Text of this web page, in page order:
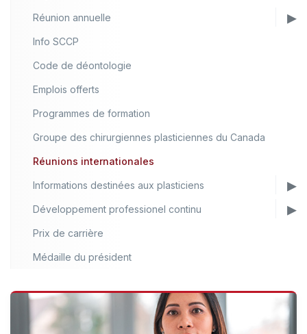
Réunion annuelle
Info SCCP
Code de déontologie
Emplois offerts
Programmes de formation
Groupe des chirurgiennes plasticiennes du Canada
Réunions internationales
Informations destinées aux plasticiens
Développement professionel continu
Prix de carrière
Médaille du président